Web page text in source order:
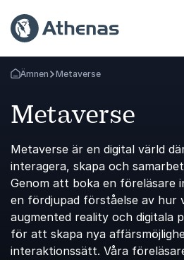
Gå tillbaka till startsidan
Ämnen Metaverse
Metaverse
Metaverse är en digital värld
interagera, skapa och
Genom att boka en föreläsare
en fördjupad förståelse av hur
augmented reality och digitala
för att skapa nya
interaktionssätt. Våra